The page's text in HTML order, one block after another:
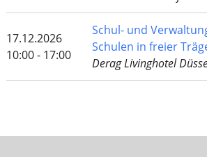
17.12.2026
10:00 - 17:00
Schul- und
Schulen in freier
Derag Livinghotel